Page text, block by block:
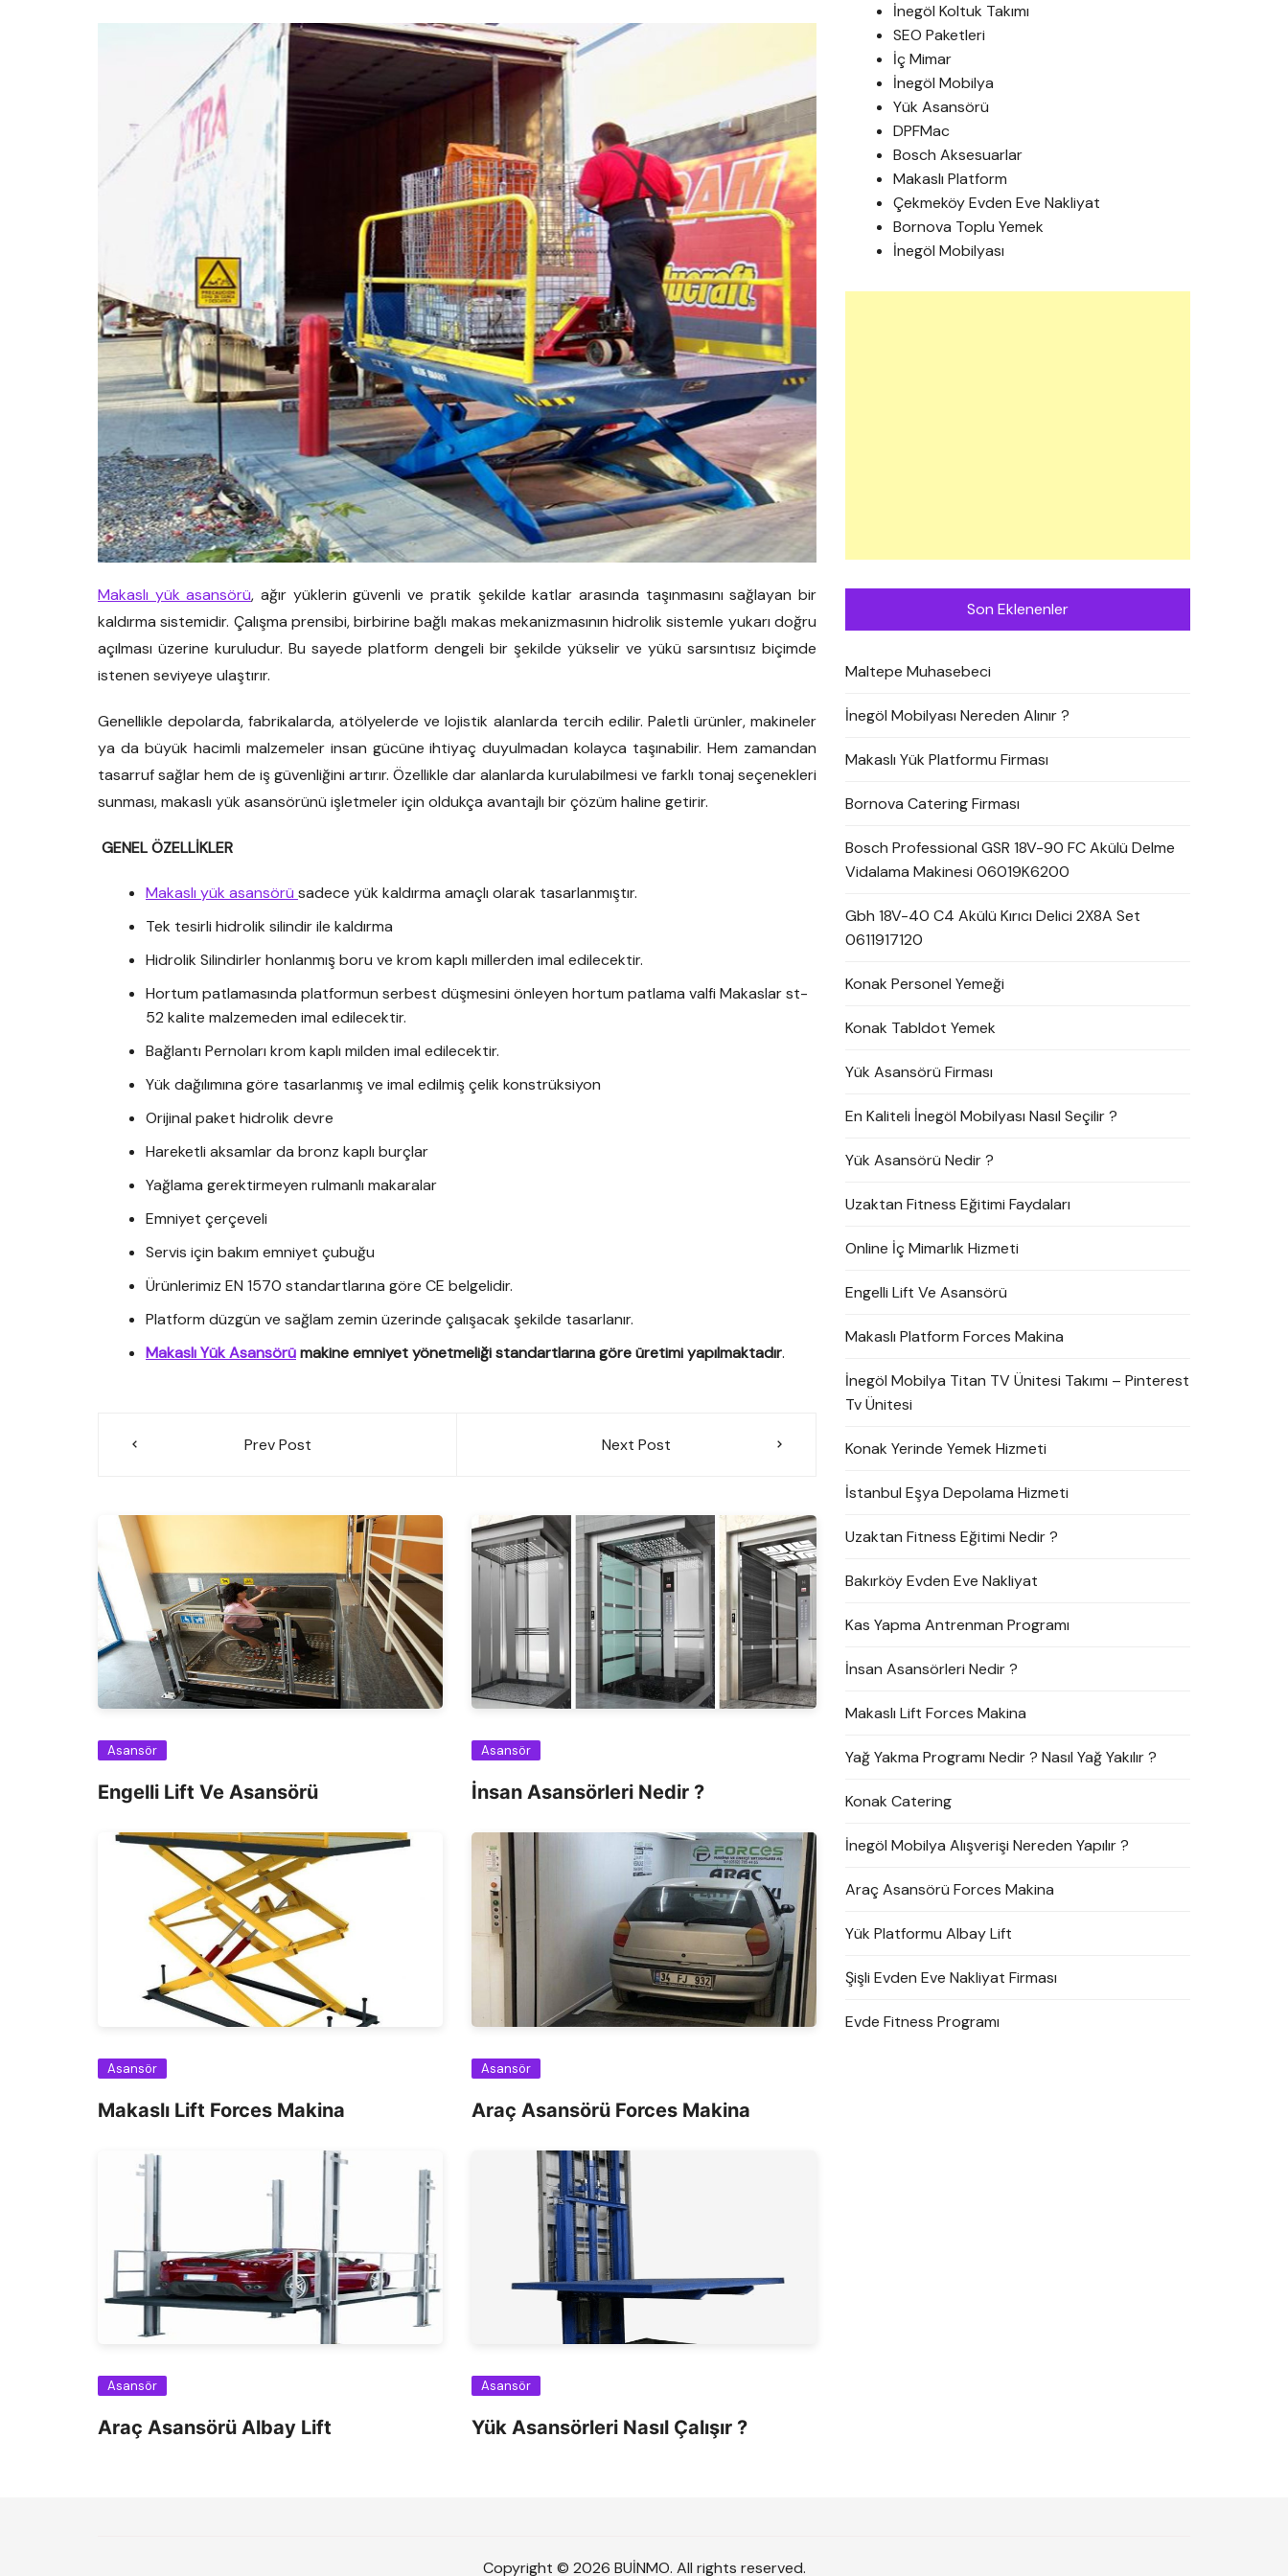
Makaslı yük asansörü, ağır yüklerin güvenli ve pratik şekilde katlar arasında taşınmasını sağlayan bir
kaldırma sistemidir. Çalışma prensibi, birbirine bağlı makas mekanizmasının hidrolik sistemle yukarı doğru
açılması üzerine kuruludur. Bu sayede platform dengeli bir şekilde yükselir ve yükü sarsıntısız biçimde
istenen seviyeye ulaştırır.
Genellikle depolarda, fabrikalarda, atölyelerde ve lojistik alanlarda tercih edilir. Paletli ürünler, makineler
ya da büyük hacimli malzemeler insan gücüne ihtiyaç duyulmadan kolayca taşınabilir. Hem zamandan
tasarruf sağlar hem de iş güvenliğini artırır. Özellikle dar alanlarda kurulabilmesi ve farklı tonaj seçenekleri
sunması, makaslı yük asansörünü işletmeler için oldukça avantajlı bir çözüm haline getirir.
GENEL ÖZELLİKLER
Makaslı yük asansörü sadece yük kaldırma amaçlı olarak tasarlanmıştır.
Tek tesirli hidrolik silindir ile kaldırma
Hidrolik Silindirler honlanmış boru ve krom kaplı millerden imal edilecektir.
Hortum patlamasında platformun serbest düşmesini önleyen hortum patlama valfi Makaslar st-
52 kalite malzemeden imal edilecektir.
Bağlantı Pernoları krom kaplı milden imal edilecektir.
Yük dağılımına göre tasarlanmış ve imal edilmiş çelik konstrüksiyon
Orijinal paket hidrolik devre
Hareketli aksamlar da bronz kaplı burçlar
Yağlama gerektirmeyen rulmanlı makaralar
Emniyet çerçeveli
Servis için bakım emniyet çubuğu
Ürünlerimiz EN 1570 standartlarına göre CE belgelidir.
Platform düzgün ve sağlam zemin üzerinde çalışacak şekilde tasarlanır.
Makaslı Yük Asansörümakine emniyet yönetmeliği standartlarına göre üretimi yapılmaktadır.
Prev Post Next Post
Asansör
Engelli Lift Ve Asansörü
Asansör
İnsan Asansörleri Nedir ?
Asansör
Makaslı Lift Forces Makina
Asansör
Araç Asansörü Forces Makina
Asansör
Araç Asansörü Albay Lift
Asansör
Yük Asansörleri Nasıl Çalışır ?
İnegöl Koltuk Takımı
SEO Paketleri
İç Mimar
İnegöl Mobilya
Yük Asansörü
DPFMac
Bosch Aksesuarlar
Makaslı Platform
Çekmeköy Evden Eve Nakliyat
Bornova Toplu Yemek
İnegöl Mobilyası
Son Eklenenler
Maltepe Muhasebeci
İnegöl Mobilyası Nereden Alınır ?
Makaslı Yük Platformu Firması
Bornova Catering Firması
Bosch Professional GSR 18V-90 FC Akülü Delme
Vidalama Makinesi 06019K6200
Gbh 18V-40 C4 Akülü Kırıcı Delici 2X8A Set
0611917120
Konak Personel Yemeği
Konak Tabldot Yemek
Yük Asansörü Firması
En Kaliteli İnegöl Mobilyası Nasıl Seçilir ?
Yük Asansörü Nedir ?
Uzaktan Fitness Eğitimi Faydaları
Online İç Mimarlık Hizmeti
Engelli Lift Ve Asansörü
Makaslı Platform Forces Makina
İnegöl Mobilya Titan TV Ünitesi Takımı – Pinterest
Tv Ünitesi
Konak Yerinde Yemek Hizmeti
İstanbul Eşya Depolama Hizmeti
Uzaktan Fitness Eğitimi Nedir ?
Bakırköy Evden Eve Nakliyat
Kas Yapma Antrenman Programı
İnsan Asansörleri Nedir ?
Makaslı Lift Forces Makina
Yağ Yakma Programı Nedir ? Nasıl Yağ Yakılır ?
Konak Catering
İnegöl Mobilya Alışverişi Nereden Yapılır ?
Araç Asansörü Forces Makina
Yük Platformu Albay Lift
Şişli Evden Eve Nakliyat Firması
Evde Fitness Programı
Copyright © 2026 BUİNMO. All rights reserved.